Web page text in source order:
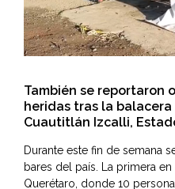
También se reportaron
heridas tras la
Cuautitlán Izcalli,
Durante este fin de semana
bares del país. La primera en
Querétaro, donde 10